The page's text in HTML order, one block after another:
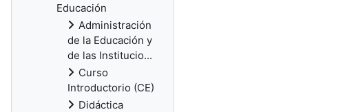
Educación
Administración
de la Educación y
de las Institucio...
Curso
Introductorio (CE)
Didáctica